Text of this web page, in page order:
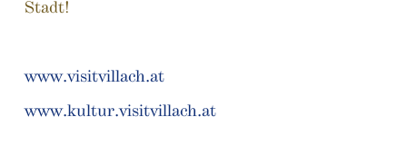
Stadt!
www.visitvillach.at
www.kultur.visitvillach.at